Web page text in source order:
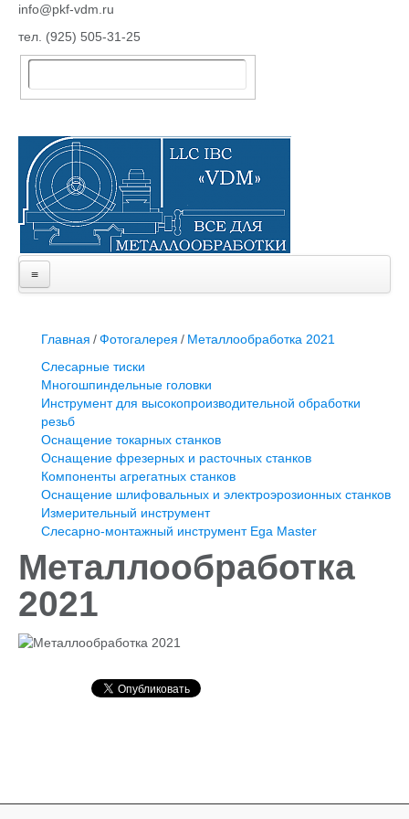
info@pkf-vdm.ru
тел. (925) 505-31-25
≡
Главная
Слесарные тиски
Инструмент для высокопроизводительной обработки
резьб
Компоненты агрегатных станков
Оснащение токарных станков
Измерительный инструмент
Слесарно-монтажный инструмент Ega Master
Оснащение шлифовальных и электроэрозионных
станков
Оснащение фрезерных и расточных станков
Новости
Фотогалерея
Выставка Металлообработка 2021
Металлообработка 2021
Металлообработка 2019
Контакты ООО "ПКФ-ВДМ"
Главная /Фотогалерея / Металлообработка 2021
Слесарные тиски
Многошпиндельные головки
Инструмент для высокопроизводительной обработки
резьб
Оснащение токарных станков
Оснащение фрезерных и расточных станков
Компоненты агрегатных станков
Оснащение шлифовальных и электроэрозионных станков
Измерительный инструмент
Слесарно-монтажный инструмент Ega Master
Металлообработка
2021